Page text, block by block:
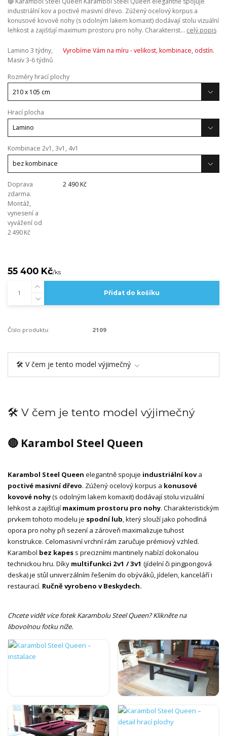
industriální kov a poctivé masivní dřevo. Zúžený ocelový korpus a
konusové kovové nohy (s odolným lakem komaxit) dodávají stolu vizuální
lehkost a zajišťují maximum prostoru pro nohy. Charakterist... celý popis
Lamino 3 týdny,
Masiv 3-6 týdnů
Vyrobíme Vám na míru - velikost, kombinace, odstín.
Rozměry hrací plochy
Hrací plocha
Kombinace 2v1, 3v1, 4v1
Doprava
zdarma.
Montáž,
vynesení a
vyvážení od
2 490 Kč
2 490 Kč
55 400 Kč/ks
Přidat do košíku
Číslo produktu: 2109
🛠️ V čem je tento model výjimečný
🛠️ V čem je tento model výjimečný
🔴 Karambol Steel Queen
Karambol Steel Queen elegantně spojuje industriální kova
poctivé masivní dřevo. Zúžený ocelový korpus a konusové
kovové nohy(s odolným lakem komaxit) dodávají stolu vizuální
lehkost a zajišťují maximum prostoru pro nohy. Charakteristickým
prvkem tohoto modelu je spodní lub, který slouží jako pohodlná
opora pro nohy při sezení a zároveň maximalizuje tuhost
konstrukce. Celomasivní vrchní rám zaručuje prémiový vzhled.
Karambol bez kapes s precizními mantinely nabízí dokonalou
technickou hru. Díky multifunkci 2v1 / 3v1 (jídelní či pingpongová
deska) je stůl univerzálním řešením do obýváků, jídelen, kanceláří i
restaurací. Ručně vyrobeno v Beskydech.
Chcete vidět více fotek Karambolu Steel Queen? Klikněte na
libovolnou fotku níže.